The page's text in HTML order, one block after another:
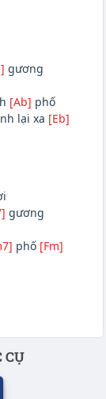
gương
[Ab] phố
lại xa [Eb]
gương
phố [Fm]
CỤ